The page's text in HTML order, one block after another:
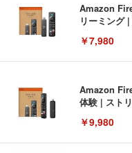
Amazon
リーミング
￥7,980
Amazon
体験 | スト
￥9,980